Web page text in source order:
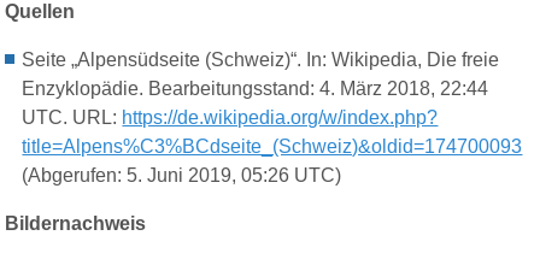
Quellen
Seite „Alpensüdseite (Schweiz)“. In: Wikipedia, Die freie
Enzyklopädie. Bearbeitungsstand: 4. März 2018, 22:44
UTC. URL: https://de.wikipedia.org/w/index.php?
title=Alpens%C3%BCdseite_(Schweiz)&oldid=174700093
(Abgerufen: 5. Juni 2019, 05:26 UTC)
Bildernachweis